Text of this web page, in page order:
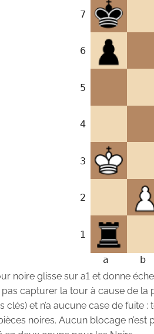
noire glisse sur a1 et donne
capturer la tour à cause de la
clés) et n’a aucune case de
noires. Aucun blocage